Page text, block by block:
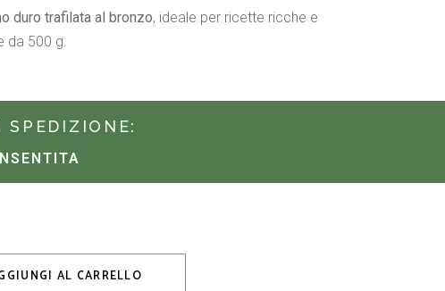
duro trafilata al bronzo, ideale per ricette ricche e
da 500 g.
SPEDIZIONE:
g - Pasta di grano duro trafilata al bronzo quantity
AL CARRELLO